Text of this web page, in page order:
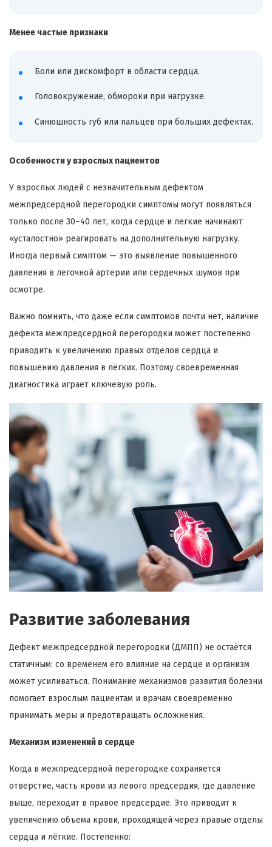
Менее частые признаки
Боли или дискомфорт в области сердца.
Головокружение, обмороки при нагрузке.
Синюшность губ или пальцев при больших дефектах.
Особенности у взрослых пациентов
У взрослых людей с незначительным дефектом
межпредсердной перегородки симптомы могут появляться
только после 30–40 лет, когда сердце и легкие начинают
«усталостно» реагировать на дополнительную нагрузку.
Иногда первый симптом — это выявление повышенного
давления в легочной артерии или сердечных шумов при
осмотре.
Важно помнить, что даже если симптомов почти нет, наличие
дефекта межпредсердной перегородки может постепенно
приводить к увеличению правых отделов сердца и
повышению давления в лёгких. Поэтому своевременная
диагностика играет ключевую роль.
Развитие заболевания
Дефект межпредсердной перегородки (ДМПП) не остаётся
статичным: со временем его влияние на сердце и организм
может усиливаться. Понимание механизмов развития болезни
помогает взрослым пациентам и врачам своевременно
принимать меры и предотвращать осложнения.
Механизм изменений в сердце
Когда в межпредсердной перегородке сохраняется
отверстие, часть крови из левого предсердия, где давление
выше, переходит в правое предсердие. Это приводит к
увеличению объема крови, проходящей через правые отделы
сердца и лёгкие. Постепенно: